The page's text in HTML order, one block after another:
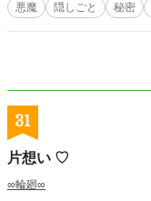
悪魔 隠しごと 秘密
31
片想い ♡
∞輪廻∞